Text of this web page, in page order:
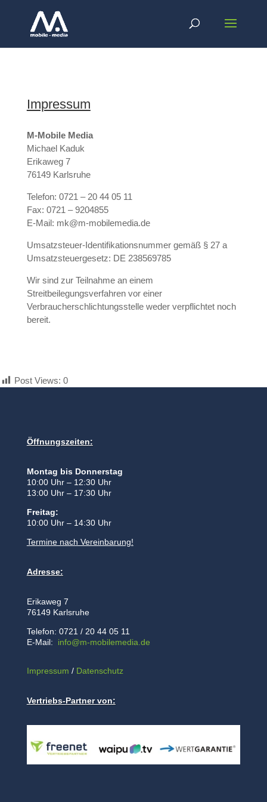
Impressum
M-Mobile Media
Michael Kaduk
Erikaweg 7
76149 Karlsruhe
Telefon: 0721 – 20 44 05 11
Fax: 0721 – 9204855
E-Mail: mk@m-mobilemedia.de
Umsatzsteuer-Identifikationsnummer gemäß § 27 a
Umsatzsteuergesetz: DE 238569785
Wir sind zur Teilnahme an einem
Streitbeilegungsverfahren vor einer
Verbraucherschlichtungsstelle weder verpflichtet noch
bereit.
Post Views: 0
Öffnungszeiten:
Montag bis Donnerstag
10:00 Uhr – 12:30 Uhr
13:00 Uhr – 17:30 Uhr
Freitag:
10:00 Uhr – 14:30 Uhr
Termine nach Vereinbarung!
Adresse:
Erikaweg 7
76149 Karlsruhe
Telefon: 0721 / 20 44 05 11
E-Mail: info@m-mobilemedia.de
Impressum /Datenschutz
Vertriebs-Partner von: